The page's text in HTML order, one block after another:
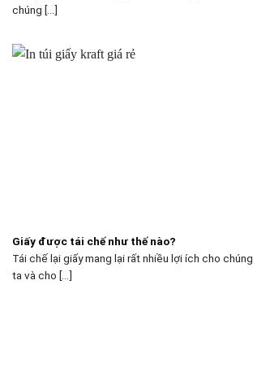
chúng [...]
Giấy được tái chế như thế nào?
Tái chế lại giấy mang lại rất nhiều lợi ích cho chúng
ta và cho [...]